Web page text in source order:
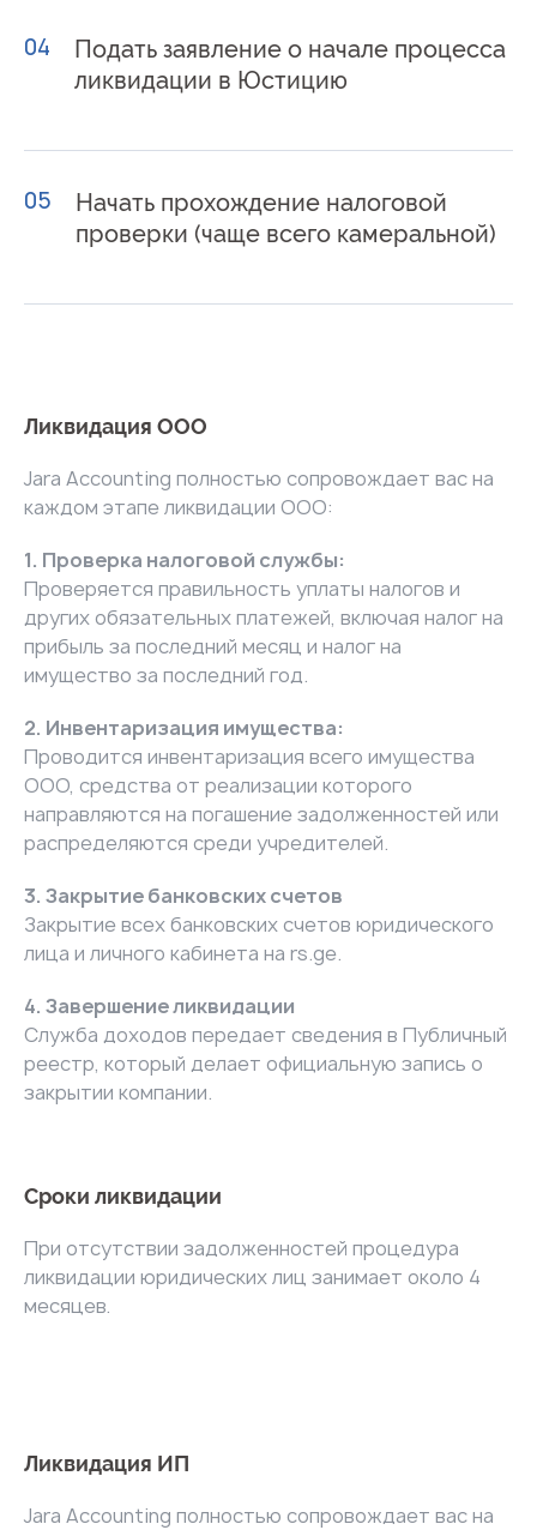
04
Подать заявление о начале процесса
ликвидации в Юстицию
05
Начать прохождение налоговой
проверки (чаще всего камеральной)
Ликвидация ООО
Jara Accounting полностью сопровождает вас на
каждом этапе ликвидации ООО:
1. Проверка налоговой службы:
Проверяется правильность уплаты налогов и
других обязательных платежей, включая налог на
прибыль за последний месяц и налог на
имущество за последний год.
2. Инвентаризация имущества:
Проводится инвентаризация всего имущества
ООО, средства от реализации которого
направляются на погашение задолженностей или
распределяются среди учредителей.
3. Закрытие банковских счетов
Закрытие всех банковских счетов юридического
лица и личного кабинета на rs.ge.
4. Завершение ликвидации
Служба доходов передает сведения в Публичный
реестр, который делает официальную запись о
закрытии компании.
Сроки ликвидации
При отсутствии задолженностей процедура
ликвидации юридических лиц занимает около 4
месяцев.
Ликвидация ИП
Jara Accounting полностью сопровождает вас на